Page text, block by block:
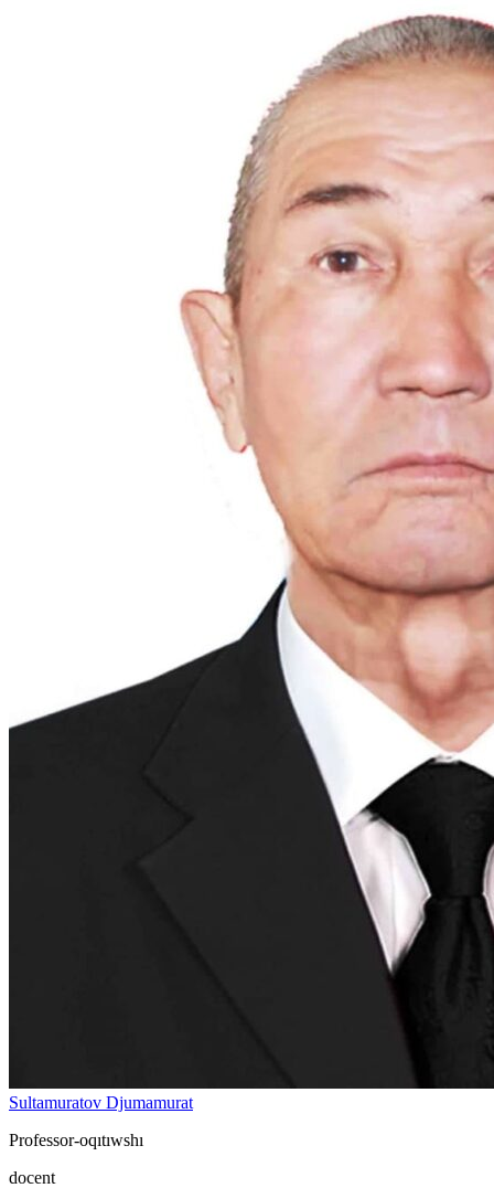
Sultamuratov Djumamurat
Professor-oqıtıwshı
docent